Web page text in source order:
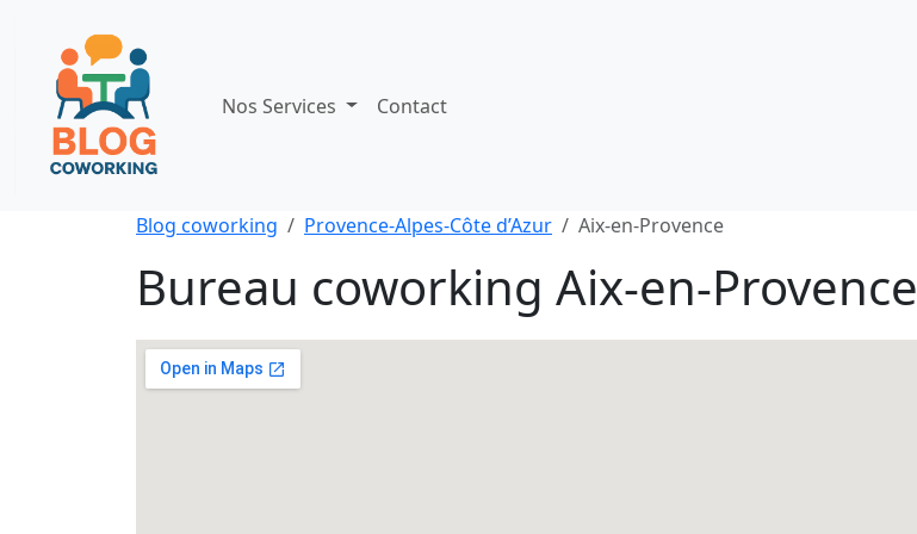
Nos Services Contact
Blog coworking Provence-Alpes-Côte d’Azur Aix-en-Provence
Bureau coworking Aix-en-Provence